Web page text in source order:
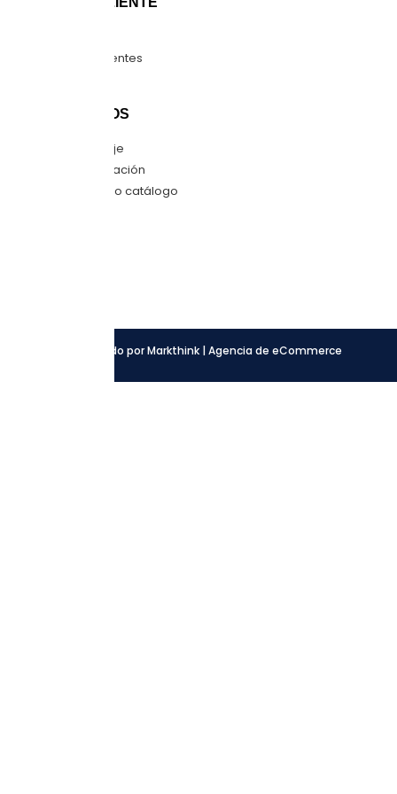
Preguntas frecuentes
CONTÁCTANOS
Envíanos mensaje
Quiero una cotización
Descarga nuestro catálogo
Desarrollado por Markthink | Agencia de eCommerce